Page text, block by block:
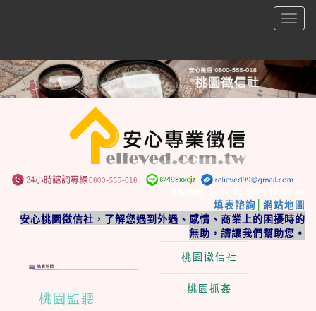
填表諮詢 │ 網站地圖
安心桃園徵信社，了解您遇到外遇、感情、商業上的困擾時的
無助，請讓我們幫助您。
桃園監聽
桃園徵信社
桃園抓姦